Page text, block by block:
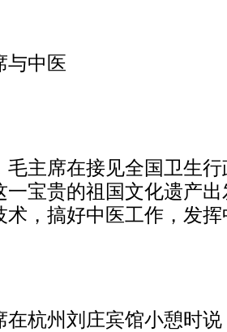
与中医
主席在接见全国卫生行
一宝贵的祖国文化遗产
术，搞好中医工作，发
在杭州刘庄宾馆小憩时